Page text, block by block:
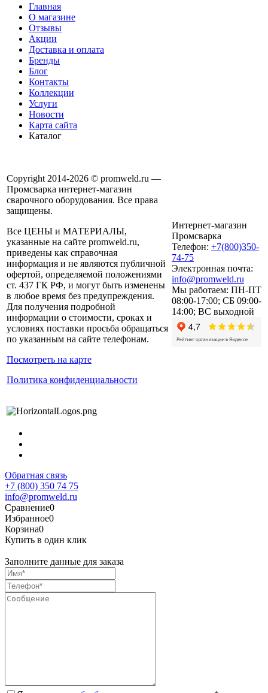
Главная
О магазине
Отзывы
Акции
Доставка и оплата
Бренды
Блог
Контакты
Коллекции
Услуги
Новости
Карта сайта
Каталог
Copyright 2014-2026 © promweld.ru —
Промсварка интернет-магазин
сварочного оборудования. Все права
защищены.
Все ЦЕНЫ и МАТЕРИАЛЫ,
указанные на сайте promweld.ru,
приведены как справочная
информация и не являются публичной
офертой, определяемой положениями
ст. 437 ГК РФ, и могут быть изменены
в любое время без предупреждения.
Для получения подробной
информации о стоимости, сроках и
условиях поставки просьба обращаться
по указанным на сайте телефонам.
Посмотреть на карте
Политика конфиденциальности
Интернет-магазин
Промсварка
Телефон: +7(800)350-
74-75
Электронная почта:
info@promweld.ru
Мы работаем: ПН-ПТ
08:00-17:00; СБ 09:00-
14:00; ВС выходной
Обратная связь
+7 (800) 350 74 75
info@promweld.ru
Сравнение0
Избранное0
Корзина0
Купить в один клик
Заполните данные для заказа